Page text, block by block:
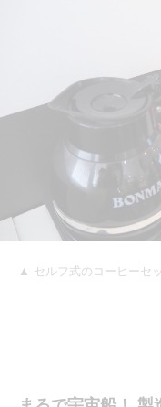
▲ セルフ式のコーヒーセ